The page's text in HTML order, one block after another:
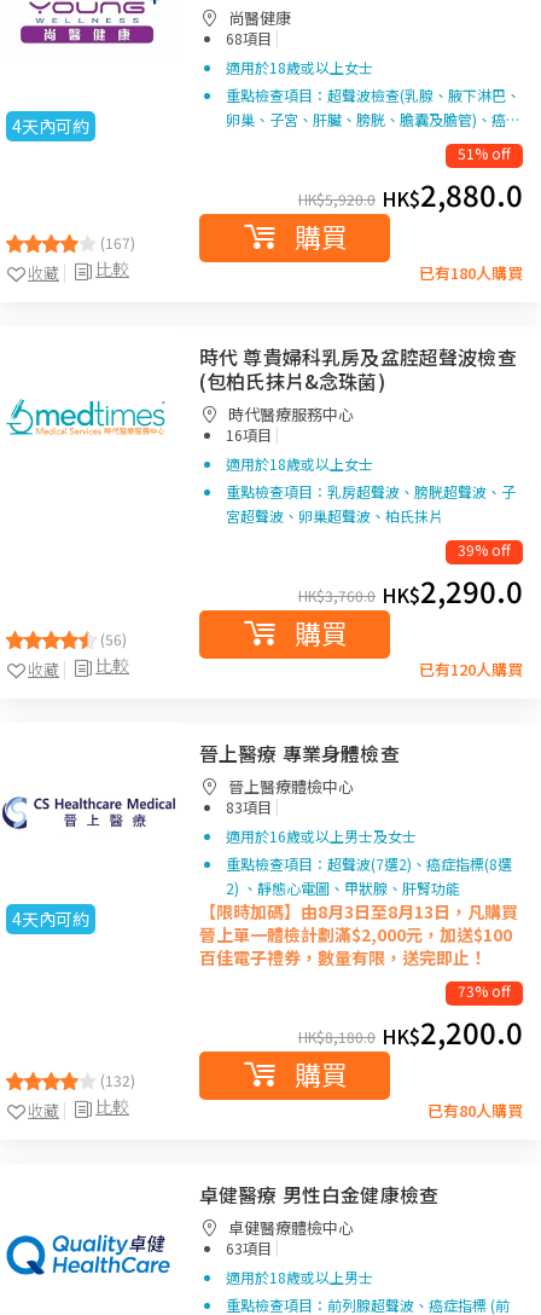
4天內可約
(167)
比較
收藏
尚醫健康
68項目 |
適用於18歲或以上女士
重點檢查項目：超聲波檢查(乳腺、腋下淋巴、
卵巢、子宮、肝臟、膀胱、膽囊及膽管)、癌…
51% off
HK$5,920.0 HK$2,880.0
購買
已有180人購買
(56)
比較
收藏
時代 尊貴婦科乳房及盆腔超聲波檢查
(包柏氏抹片&念珠菌)
時代醫療服務中心
16項目 |
適用於18歲或以上女士
重點檢查項目：乳房超聲波、膀胱超聲波、子
宮超聲波、卵巢超聲波、柏氏抹片
39% off
HK$3,760.0 HK$2,290.0
購買
已有120人購買
4天內可約
(132)
比較
收藏
晉上醫療 專業身體檢查
晉上醫療體檢中心
83項目 |
適用於16歲或以上男士及女士
重點檢查項目：超聲波(7選2)、癌症指標(8選
2) 、靜態心電圖、甲狀腺、肝腎功能
【限時加碼】由8月3日至8月13日，凡購買
晉上單一體檢計劃滿$2,000元，加送$100
百佳電子禮券，數量有限，送完即止！
73% off
HK$8,180.0 HK$2,200.0
購買
已有80人購買
卓健醫療 男性白金健康檢查
卓健醫療體檢中心
63項目 |
適用於18歲或以上男士
重點檢查項目：前列腺超聲波、癌症指標 (前